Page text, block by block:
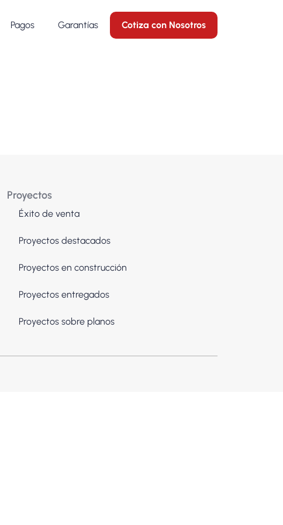
Pagos Garantías Cotiza con Nosotros
Proyectos
Éxito de venta
Proyectos destacados
Proyectos en construcción
Proyectos entregados
Proyectos sobre planos